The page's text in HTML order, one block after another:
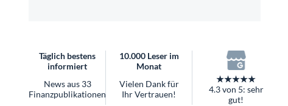
Täglich bestens
informiert
News aus 33
Finanzpublikationen
10.000 Leser im
Monat
Vielen Dank für
Ihr Vertrauen!
★★★★★
4.3 von 5: sehr
gut!